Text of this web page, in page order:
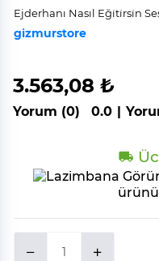
Ejderhanı Nasıl Eği̇ti̇rsi̇n
gizmurstore
3.563,08 ₺
Yorum (0) 0.0 |